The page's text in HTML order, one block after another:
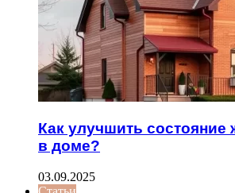
Как улучшить
в доме?
03.09.2025